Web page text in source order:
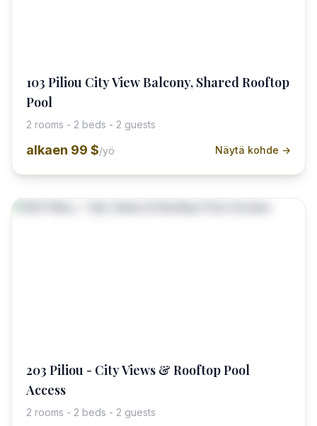
103 Piliou City View Balcony, Shared Rooftop
Pool
2 rooms - 2 beds - 2 guests
alkaen 99 $/yö Näytä kohde →
203 Piliou - City Views & Rooftop Pool
Access
2 rooms - 2 beds - 2 guests